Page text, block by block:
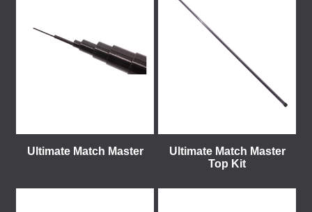
Ultimate Match Master
Ultimate Match Master
Top Kit